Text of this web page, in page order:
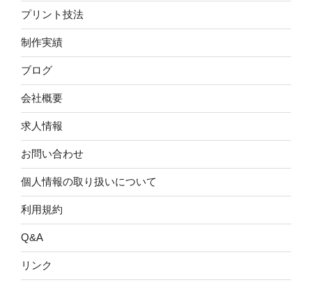
プリント技法
制作実績
ブログ
会社概要
求人情報
お問い合わせ
個人情報の取り扱いについて
利用規約
Q&A
リンク